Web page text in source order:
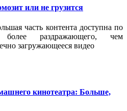
или не грузится
часть контента доступна по
раздражающего, чем
загружающееся видео
кинотеатра: Больше,